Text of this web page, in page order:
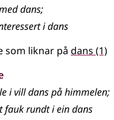
dans;
i dans
som liknar på dans (1)
i vill dans på himmelen;
fauk rundt i ein dans